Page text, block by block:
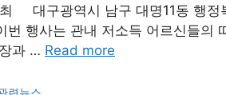
대구광역시 남구 대명11동 행정
행사는 관내 저소득 어르신들
과 … Read more
련뉴스